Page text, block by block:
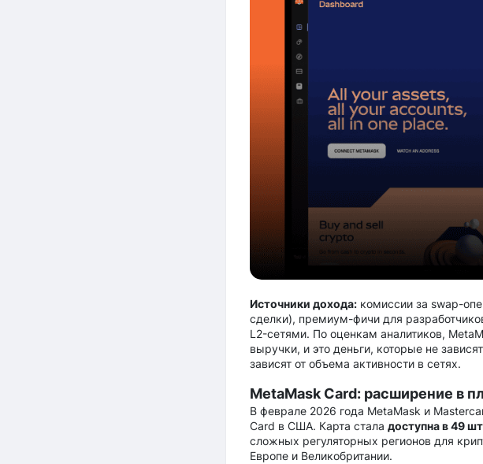
Источники дохода:комиссии за swap-
сделки), премиум-фичи для
L2-сетями. По оценкам аналитиков,
выручки, и это деньги, которые не
зависят от объема активности в сетях.
MetaMask Card: расширение в
В феврале 2026 года MetaMask и
Card в США. Карта стала доступна в 49
сложных регуляторных регионов для
Европе и Великобритании.